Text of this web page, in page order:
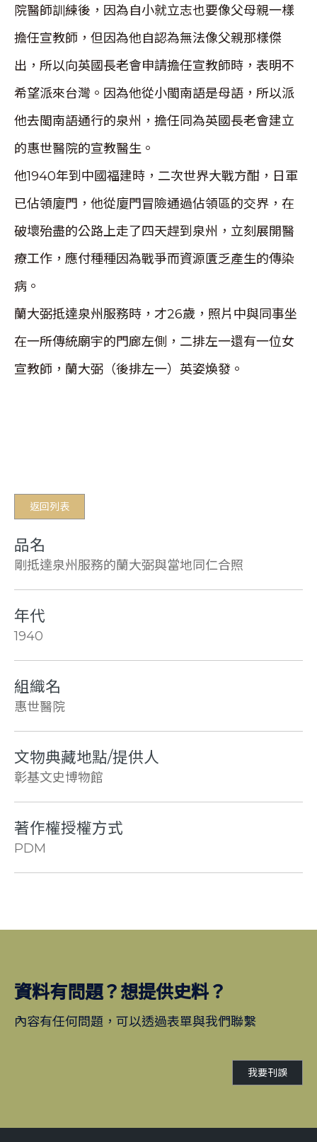
院醫師訓練後，因為自小就立志也要像父母親一樣
擔任宣教師，但因為他自認為無法像父親那樣傑
出，所以向英國長老會申請擔任宣教師時，表明不
希望派來台灣。因為他從小閩南語是母語，所以派
他去閩南語通行的泉州，擔任同為英國長老會建立
的惠世醫院的宣教醫生。
他1940年到中國福建時，二次世界大戰方酣，日軍
已佔領廈門，他從廈門冒險通過佔領區的交界，在
破壞殆盡的公路上走了四天趕到泉州，立刻展開醫
療工作，應付種種因為戰爭而資源匱乏產生的傳染
病。
蘭大弼抵達泉州服務時，才26歲，照片中與同事坐
在一所傳統廟宇的門廊左側，二排左一還有一位女
宣教師，蘭大弼（後排左一）英姿煥發。
返回列表
品名
剛抵達泉州服務的蘭大弼與當地同仁合照
年代
1940
組織名
惠世醫院
文物典藏地點/提供人
彰基文史博物館
著作權授權方式
PDM
資料有問題？想提供史料？
內容有任何問題，可以透過表單與我們聯繫
我要刊誤